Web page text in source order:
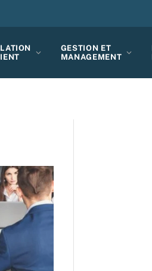
GESTION ET
MANAGEMENT